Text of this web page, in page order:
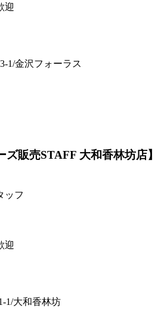
迎
1/金沢フォーラス
ズ販売STAFF 大和香林坊店】
ッフ
迎
1/大和香林坊